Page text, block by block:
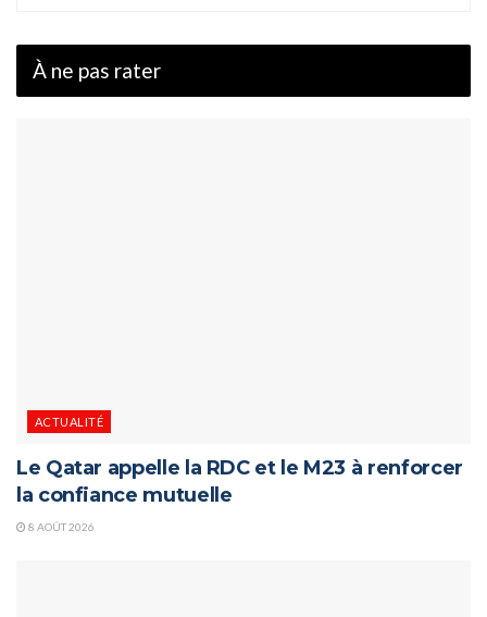
À ne pas rater
ACTUALITÉ
Le Qatar appelle la RDC et le M23 à renforcer
la confiance mutuelle
8 AOÛT 2026